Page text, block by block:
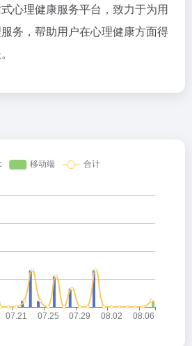
心理健康服务平台，致力于为用
务，帮助用户在心理健康方面得